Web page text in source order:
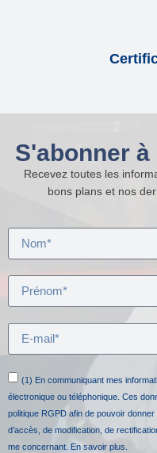
S'abonner
Recevez toutes les
bons plans et nos
(1) En communiquant mes
électronique ou téléphonique. Ces
politique RGPD afin de pouvoir
d’accès, de modification, de
me concernant. En savoir plus.